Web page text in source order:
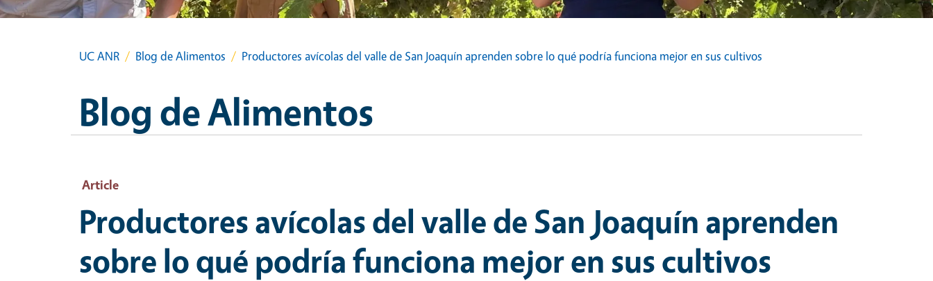
UC ANR Blog de Alimentos Productores avícolas del valle de San Joaquín aprenden sobre lo qué podría funciona mejor en sus cultivos
Blog de Alimentos
Article
Productores avícolas del valle de San Joaquín aprenden
sobre lo qué podría funciona mejor en sus cultivos